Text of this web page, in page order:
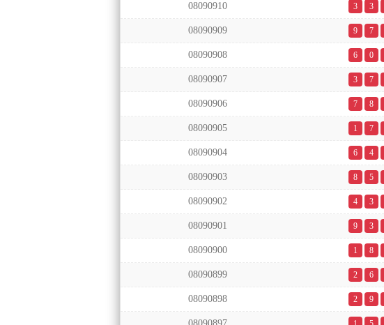
08090910 3 3
08090909 9 7
08090908 6 0
08090907 3 7
08090906 7 8
08090905 1 7
08090904 6 4
08090903 8 5
08090902 4 3
08090901 9 3
08090900 1 8
08090899 2 6
08090898 2 9